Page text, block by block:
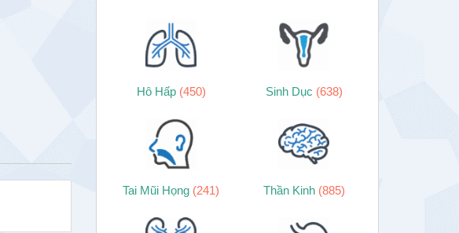
Hô Hấp (450) Sinh Dục (638)
Tai Mũi Họng (241) Thần Kinh (885)